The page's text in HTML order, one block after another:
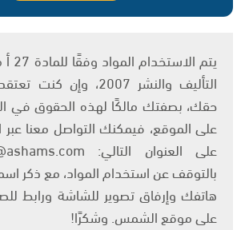
التأليف والنشر 2007،
حقك، بصفتك مالكًا لهذه الحقوق في
على الموقع، فيمكنك التواصل معنا عبر
بالتوقف عن استخدام المواد، مع ذكر
هاتفك وإرفاق تصوير للشاشة ورابط
على موقع الشمس. وشكرًا!